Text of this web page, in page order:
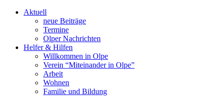
Aktuell
neue Beiträge
Termine
Olper Nachrichten
Helfer & Hilfen
Willkommen in Olpe
Verein “Miteinander in Olpe”
Arbeit
Wohnen
Familie und Bildung